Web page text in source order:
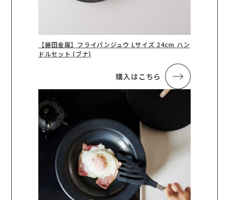
【藤田金属】フライパンジュウ Lサイズ 24cm ハン
ドルセット (ブナ)
購入はこちら